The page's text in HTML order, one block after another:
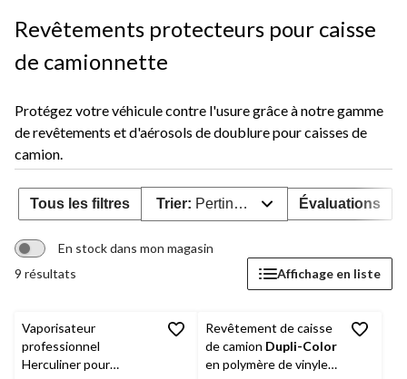
Revêtements protecteurs pour caisse
de camionnette
Protégez votre véhicule contre l'usure grâce à notre gamme
de revêtements et d'aérosols de doublure pour caisses de
camion.
Tous les filtres Trier: Pertinence Évaluations
En stock dans mon magasin
9 résultats
Affichage en liste
Vaporisateur
professionnel
Herculiner pour
Revêtement de caisse
de camion Dupli-Color
en polymère de vinyle